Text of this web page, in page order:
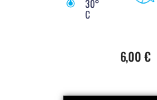
30°
C
6,00 €